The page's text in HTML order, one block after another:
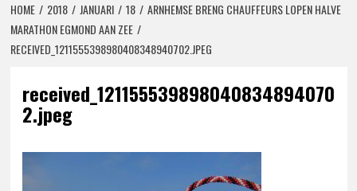
HOME 2018 JANUARI 18
ARNHEMSE BRENG CHAUFFEURS LOPEN HALVE
MARATHON EGMOND AAN ZEE
RECEIVED_1211555398980408348940702.JPEG
received_121155539898040834894070
2.jpeg